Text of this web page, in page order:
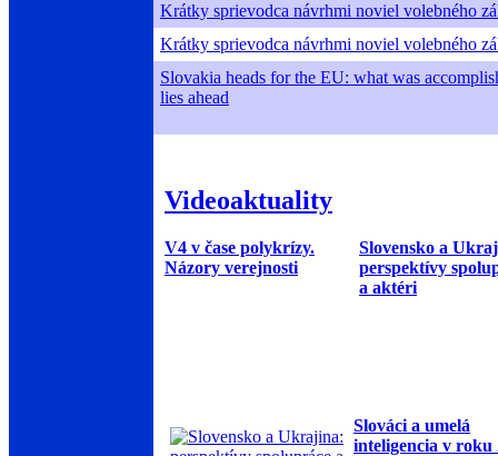
Krátky sprievodca návrhmi noviel volebného
Krátky sprievodca návrhmi noviel volebného
Slovakia heads for the EU: what was
lies ahead
Videoaktuality
V4 v čase polykrízy.
Názory verejnosti
Slovensko a
perspektívy
a aktéri
Slováci a umelá
inteligencia v roku